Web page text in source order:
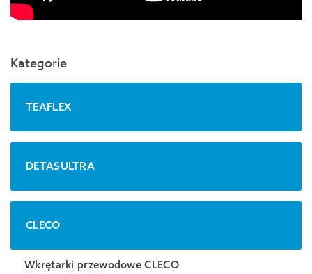
Kategorie
TEAFLEX
DETASULTRA
CLECO
Wkrętarki przewodowe CLECO